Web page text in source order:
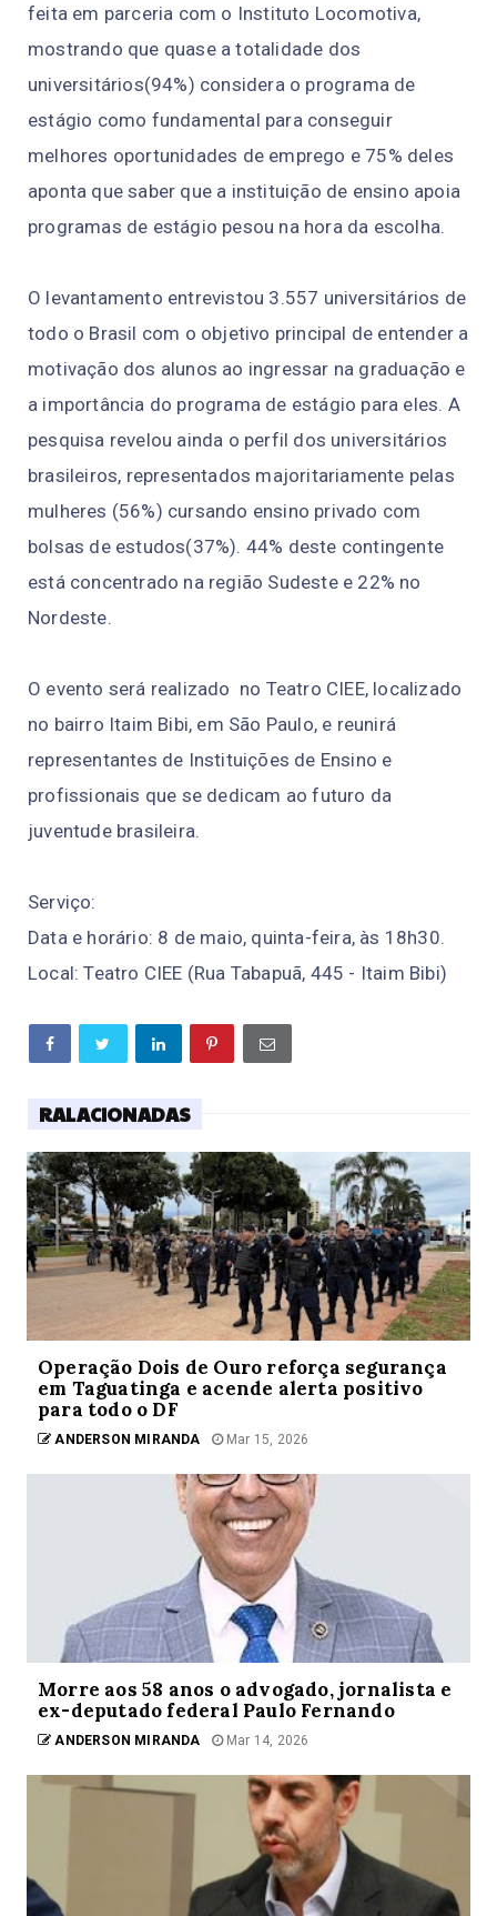
feita em parceria com o Instituto Locomotiva,
mostrando que quase a totalidade dos
universitários(94%) considera o programa de
estágio como fundamental para conseguir
melhores oportunidades de emprego e 75% deles
aponta que saber que a instituição de ensino apoia
programas de estágio pesou na hora da escolha.
O levantamento entrevistou 3.557 universitários de
todo o Brasil com o objetivo principal de entender a
motivação dos alunos ao ingressar na graduação e
a importância do programa de estágio para eles. A
pesquisa revelou ainda o perfil dos universitários
brasileiros, representados majoritariamente pelas
mulheres (56%) cursando ensino privado com
bolsas de estudos(37%). 44% deste contingente
está concentrado na região Sudeste e 22% no
Nordeste.
O evento será realizado no Teatro CIEE, localizado
no bairro Itaim Bibi, em São Paulo, e reunirá
representantes de Instituições de Ensino e
profissionais que se dedicam ao futuro da
juventude brasileira.
Serviço:
Data e horário: 8 de maio, quinta-feira, às 18h30.
Local: Teatro CIEE (Rua Tabapuã, 445 - Itaim Bibi)
RALACIONADAS
Operação Dois de Ouro reforça segurança
em Taguatinga e acende alerta positivo
para todo o DF
ANDERSON MIRANDA Mar 15, 2026
Morre aos 58 anos o advogado, jornalista e
ex-deputado federal Paulo Fernando
ANDERSON MIRANDA Mar 14, 2026